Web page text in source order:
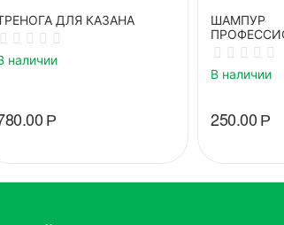
ДЛЯ КАЗАНА
наличии
Р
ШАМПУР
В наличии
250.00Р